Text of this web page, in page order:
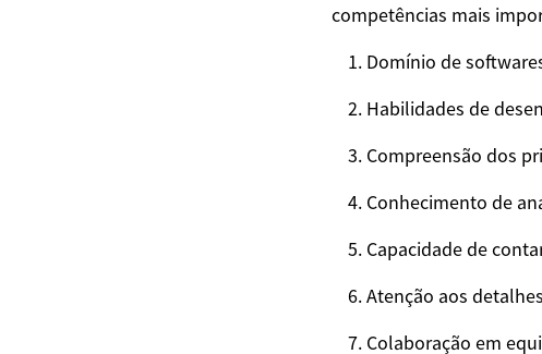
competências mais
Domínio de
Habilidades de
Compreensão dos
Conhecimento de
Capacidade de
Atenção aos
Colaboração em